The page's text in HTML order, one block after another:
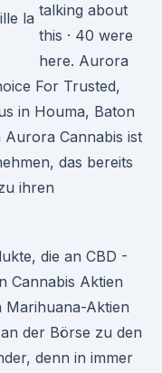
talking about
this · 40 were
here. Aurora
For Trusted,
in Houma, Baton
Cannabis ist
das bereits
ihren
die an CBD -
Cannabis Aktien
Aktien
der Börse zu den
denn in immer